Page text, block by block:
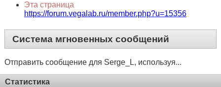
Эта страница
https://forum.vegalab.ru/member.php?u=15356
Система мгновенных сообщений
Отправить сообщение для Serge_L, используя...
Статистика